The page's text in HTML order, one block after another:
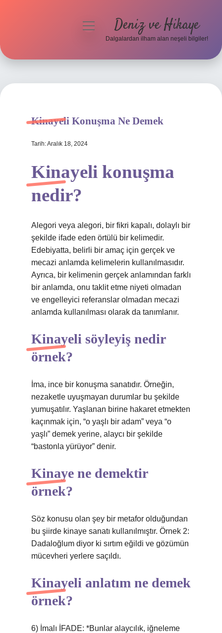
Hakkımızda
menüyü
Deniz ve Hikaye
Dalgalardan ilham alan neşeli bilgiler!
Kinayeli Konuşma Ne Demek
Tarih: Aralık 18, 2024
Kinayeli konuşma
nedir?
Alegori veya alegori, bir fikri kapalı, dolaylı bir
şekilde ifade eden örtülü bir kelimedir.
Edebiyatta, belirli bir amaç için gerçek ve
mecazi anlamda kelimelerin kullanılmasıdır.
Ayrıca, bir kelimenin gerçek anlamından farklı
bir anlamda, onu taklit etme niyeti olmadan
ve engelleyici referanslar olmadan mecazi
anlamda kullanılması olarak da tanımlanır.
Kinayeli söyleyiş nedir
örnek?
İma, ince bir konuşma sanatıdır. Örneğin,
nezaketle uyuşmayan durumlar bu şekilde
yumuşatılır. Yaşlanan birine hakaret etmekten
kaçınmak için, “o yaşlı bir adam” veya “o
yaşlı” demek yerine, alaycı bir şekilde
“bastonla yürüyor” denir.
Kinaye ne demektir
örnek?
Söz konusu olan şey bir metafor olduğundan
bu şiirde kinaye sanatı kullanılmıştır. Örnek 2:
Dadaloğlum diyor ki sırtım eğildi ve gözümün
mücevheri yerlere saçıldı.
Kinayeli anlatım ne demek
örnek?
6) İmalı İFADE: *Bunlar alaycılık, iğneleme